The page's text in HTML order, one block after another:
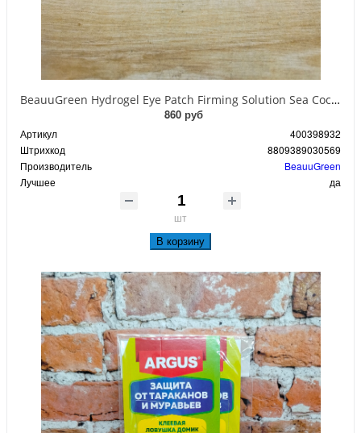
BeauuGreen Hydrogel Eye Patch Firming Solution Sea Cocumber & Black Гидрогелевые патчи для кожи вокруг глаз с экстрактом черного морского огурца 60 шт 90 гр
860 руб
Артикул
400398932
Штрихкод
8809389030569
Производитель
BeauuGreen
Лучшее
да
шт
В корзину